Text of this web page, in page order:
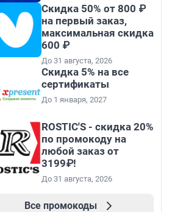
Скидка 50% от 800 ₽
на первый заказ,
максимальная скидка
600 ₽
До 31 августа, 2026
Скидка 5% на все
сертификаты
До 1 января, 2027
ROSTIC'S - скидка 20%
по промокоду на
любой заказ от
3199₽!
До 31 августа, 2026
Все промокоды